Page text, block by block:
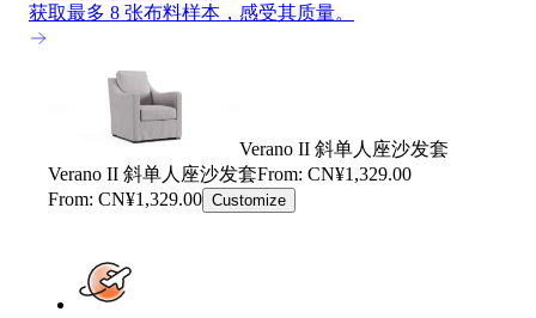
获取最多 8 张布料样本，感受其质量。
Verano II 斜单人座沙发套
Verano II 斜单人座沙发套From: CN¥1,329.00
From: CN¥1,329.00 Customize